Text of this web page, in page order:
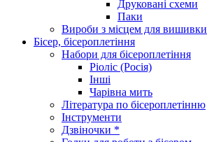
Друковані схеми
Паки
Вироби з місцем для вишивки
Бісер, бісероплетіння
Набори для бісероплетіння
Ріоліс (Росія)
Інші
Чарівна мить
Література по бісероплетінню
Інструменти
Дзвіночки *